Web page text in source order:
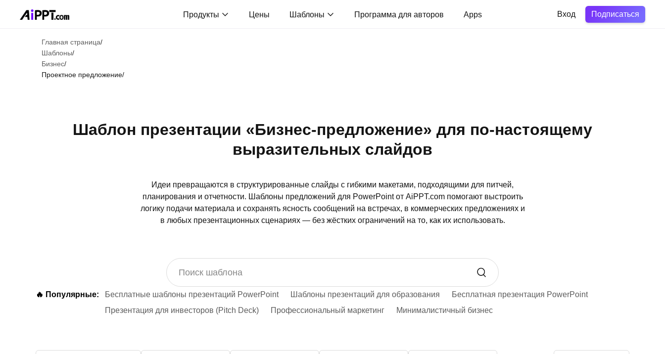
Продукты Цены Шаблоны Программа для авторов Apps Вход Подписаться
Главная страница/
Шаблоны/
Бизнес/
Проектное предложение/
Шаблон презентации «Бизнес‑предложение» для по‑настоящему
выразительных слайдов
Идеи превращаются в структурированные слайды с гибкими макетами, подходящими для питчей,
планирования и отчетности. Шаблоны предложений для PowerPoint от AiPPT.com помогают выстроить
логику подачи материала и сохранять ясность сообщений на встречах, в коммерческих предложениях и
в любых презентационных сценариях — без жёстких ограничений на то, как их использовать.
🔥 Популярные: Бесплатные шаблоны презентаций PowerPoint Шаблоны презентаций для образования
Бесплатная презентация PowerPoint
Презентация для инвесторов (Pitch Deck)
Профессиональный маркетинг Минималистичный бизнес